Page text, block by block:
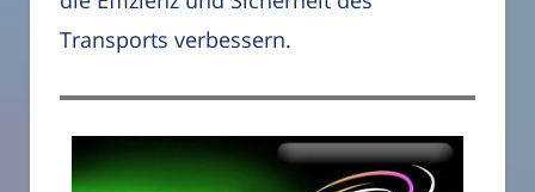
Transports verbessern.